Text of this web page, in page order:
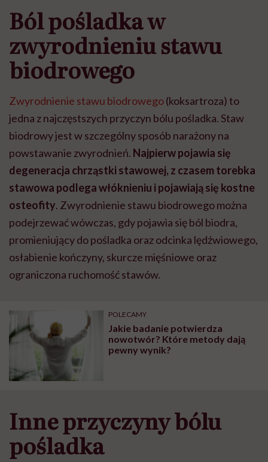
Ból pośladka w
zwyrodnieniu stawu
biodrowego
Zwyrodnienie stawu biodrowego(koksartroza) to
jedna z najczęstszych przyczyn bólu pośladka. Staw
biodrowy jest w szczególny sposób narażony na
powstawanie zwyrodnień. Najpierw pojawia się
degeneracja chrząstki stawowej, z czasem torebka
stawowa podlega włóknieniu i pojawiają się kostne
osteofity. Zwyrodnienie stawu biodrowego można
podejrzewać wówczas, gdy pojawia się ból biodra,
promieniujący do pośladka oraz odcinka lędźwiowego,
osłabienie kończyny, skurcze mięśniowe oraz
ograniczona ruchomość stawów.
POLECAMY
Jakie badanie potwierdza
nowotwór? Które metody dają
pewny wynik?
Inne przyczyny bólu
pośladka